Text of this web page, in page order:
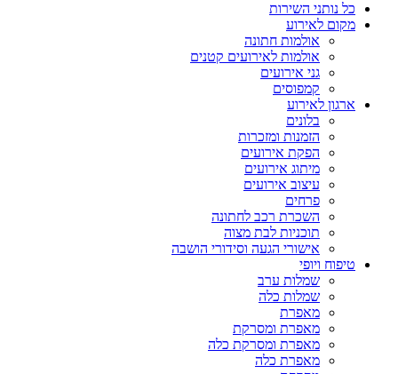
כל נותני השירות
מקום לאירוע
אולמות חתונה
אולמות לאירועים קטנים
גני אירועים
קמפוסים
ארגון לאירוע
בלונים
הזמנות ומזכרות
הפקת אירועים
מיתוג אירועים
עיצוב אירועים
פרחים
השכרת רכב לחתונה
תוכניות לבת מצוה
אישורי הגעה וסידורי הושבה
טיפוח ויופי
שמלות ערב
שמלות כלה
מאפרת
מאפרת ומסרקת
מאפרת ומסרקת כלה
מאפרת כלה